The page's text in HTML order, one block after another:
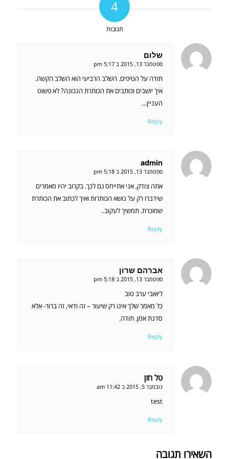
4
תגובות
שלום
אומר:
ספטמבר 13, 2015 ב 5:17 pm
תודה על הטיפים. השלב הרביעי הוא השלב הקשה.
איך יושבים וכותבים את הכותרת הנכונה? לא פשוט
העניין…
Reply
admin
אומר:
ספטמבר 13, 2015 ב 5:18 pm
אתה צודק, אני אתייחס גם לכך. בקרוב יהיו מאמרים
שידברו רק על נושא הכותרות ואיך לכתוב את הכותרת
שמוכרת. תמשיך לעקוב..
Reply
אברהם שרון
אומר:
ספטמבר 13, 2015 ב 5:18 pm
ליואבי ערב טוב
כל מאמר שלך אינו רק שיעור – זה ודאי, זה ברור- אלא
סדנת אמן. תודה.
Reply
טל חזן
אומר:
נובמבר 5, 2015 ב 11:42 am
test
Reply
השאירו תגובה